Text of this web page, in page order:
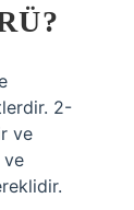
2-
ve
ve